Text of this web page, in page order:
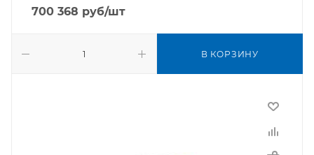
700 368 руб/шт
В КОРЗИНУ